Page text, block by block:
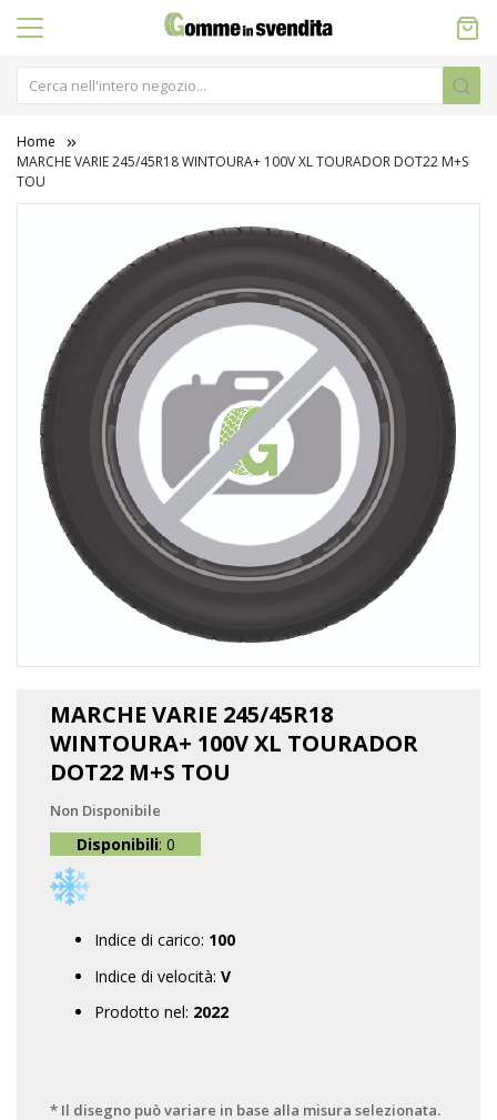
Home
MARCHE VARIE 245/45R18 WINTOURA+ 100V XL TOURADOR DOT22 M+S
TOU
MARCHE VARIE 245/45R18
WINTOURA+ 100V XL TOURADOR
DOT22 M+S TOU
Non Disponibile
Disponibili: 0
Indice di carico: 100
Indice di velocità: V
Prodotto nel: 2022
* Il disegno può variare in base alla misura selezionata.
immagini
galleria
immagini